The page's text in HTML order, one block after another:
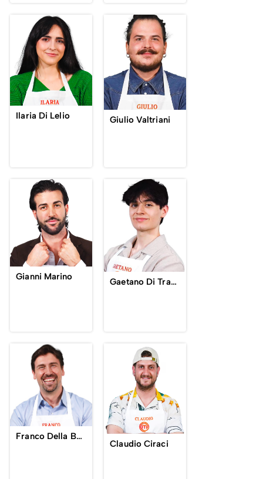
Ilaria Di Lelio Giulio Valtriani
Gianni Marino Gaetano Di Trapani
Franco Della Bella
Claudio Ciraci